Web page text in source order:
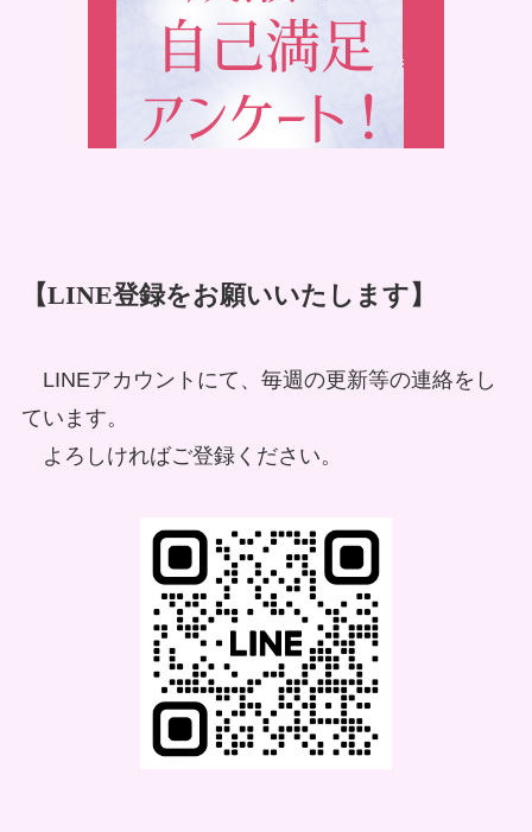
【LINE登録をお願いいたします】
LINEアカウントにて、毎週の更新等の連絡をし
ています。
よろしければご登録ください。